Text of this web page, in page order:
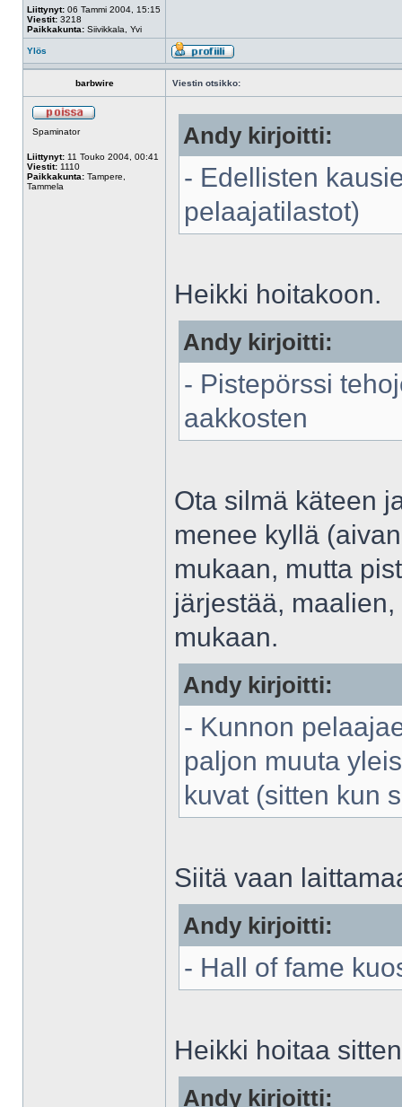
Liittynyt: 06 Tammi 2004, 15:15
Viestit: 3218
Paikkakunta: Siivikkala, Yvi
Ylös
barbwire Viestin otsikko:
Spaminator
Liittynyt: 11 Touko 2004, 00:41
Viestit: 1110
Paikkakunta: Tampere,
Tammela
Andy kirjoitti:
- Edellisten
pelaajatilastot)
Heikki hoitakoon.
Andy kirjoitti:
- Pistepörssi
aakkosten
Ota silmä käteen
menee kyllä
mukaan, mutta
järjestää,
mukaan.
Andy kirjoitti:
- Kunnon
paljon muuta
kuvat (sitten kun
Siitä vaan
Andy kirjoitti:
- Hall of fame
Heikki hoitaa
Andy kirjoitti: